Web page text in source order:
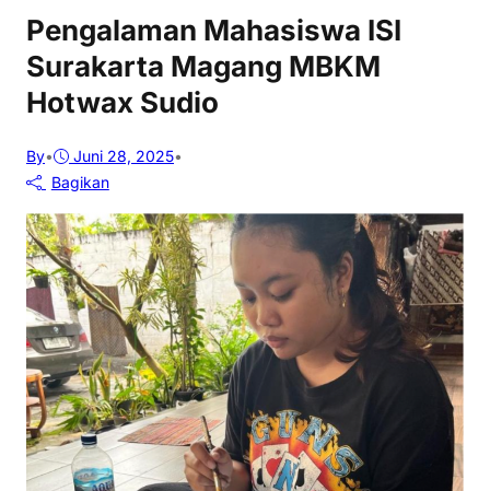
Pengalaman Mahasiswa ISI
Surakarta Magang MBKM
Hotwax Sudio
By• Juni 28, 2025•
Bagikan